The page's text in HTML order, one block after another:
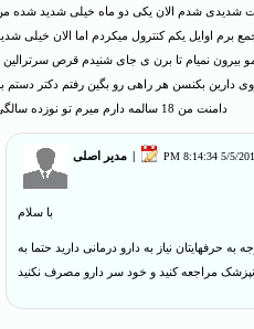
شدیدی شدم الان یکی دو ماه خیلی شدید شده
برم اوایل یکم کنترول میکردم اما الان خیلی
بیرون نمیام تا برن ی جای شنیدم قرص ﺳﺮﺗﺮﺍﻟﯿﻦ
دارین بکنسن هر راهی رو بگین رفتم دکتر دستم
دامنت من 18 سالمه دارم میرم تو نوزده سالگی
مدیر اصلی 5/5/2018
با سلام
حرفهایتان نیاز به دارو درمانی دارید حتما به
مراجعه کنید و خود سر دارو مصرف نکنید